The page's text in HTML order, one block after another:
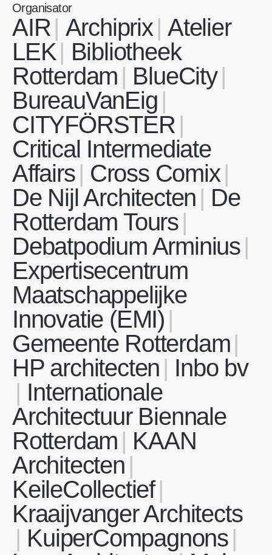
Organisator
AIR Archiprix Atelier
LEK
Bibliotheek
Rotterdam
BlueCity
BureauVanEig
CITYFÖRSTER
Critical Intermediate
Affairs Cross Comix
De Nijl Architecten
De
Rotterdam Tours
Debatpodium Arminius
Expertisecentrum
Maatschappelijke
Innovatie (EMI)
Gemeente Rotterdam
HP architecten
Inbo bv
Internationale
Architectuur Biennale
Rotterdam
KAAN
Architecten
KeileCollectief
Kraaijvanger Architects
KuiperCompagnons